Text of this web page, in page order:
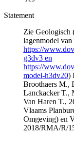
Statement
Zie
lagenmodel
https://
g3dv3 en
https://
model-h3dv20)
Broothaers M.,
Lanckacker T.,
Van Haren T.,
Vlaams
Omgeving) en
2018/RMA/R/